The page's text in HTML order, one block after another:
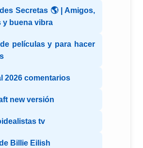
Secretas 🌎 | Amigos,
y buena vibra
películas y para hacer
2026 comentarios
new versión
tv
Billie Eilish